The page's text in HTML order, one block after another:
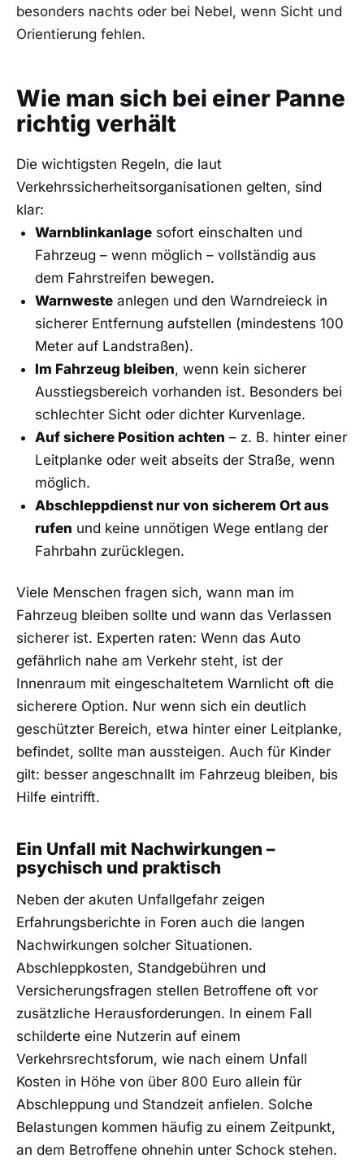
besonders nachts oder bei Nebel, wenn Sicht und
Orientierung fehlen.
Wie man sich bei einer Panne
richtig verhält
Die wichtigsten Regeln, die laut
Verkehrssicherheitsorganisationen gelten, sind
klar:
Warnblinkanlagesofort einschalten und
Fahrzeug – wenn möglich – vollständig aus
dem Fahrstreifen bewegen.
Warnwesteanlegen und den Warndreieck in
sicherer Entfernung aufstellen (mindestens 100
Meter auf Landstraßen).
Im Fahrzeug bleiben, wenn kein sicherer
Ausstiegsbereich vorhanden ist. Besonders bei
schlechter Sicht oder dichter Kurvenlage.
Auf sichere Position achten – z. B. hinter einer
Leitplanke oder weit abseits der Straße, wenn
möglich.
Abschleppdienst nur von sicherem Ort aus
rufen und keine unnötigen Wege entlang der
Fahrbahn zurücklegen.
Viele Menschen fragen sich, wann man im
Fahrzeug bleiben sollte und wann das Verlassen
sicherer ist. Experten raten: Wenn das Auto
gefährlich nahe am Verkehr steht, ist der
Innenraum mit eingeschaltetem Warnlicht oft die
sicherere Option. Nur wenn sich ein deutlich
geschützter Bereich, etwa hinter einer Leitplanke,
befindet, sollte man aussteigen. Auch für Kinder
gilt: besser angeschnallt im Fahrzeug bleiben, bis
Hilfe eintrifft.
Ein Unfall mit Nachwirkungen –
psychisch und praktisch
Neben der akuten Unfallgefahr zeigen
Erfahrungsberichte in Foren auch die langen
Nachwirkungen solcher Situationen.
Abschleppkosten, Standgebühren und
Versicherungsfragen stellen Betroffene oft vor
zusätzliche Herausforderungen. In einem Fall
schilderte eine Nutzerin auf einem
Verkehrsrechtsforum, wie nach einem Unfall
Kosten in Höhe von über 800 Euro allein für
Abschleppung und Standzeit anfielen. Solche
Belastungen kommen häufig zu einem Zeitpunkt,
an dem Betroffene ohnehin unter Schock stehen.